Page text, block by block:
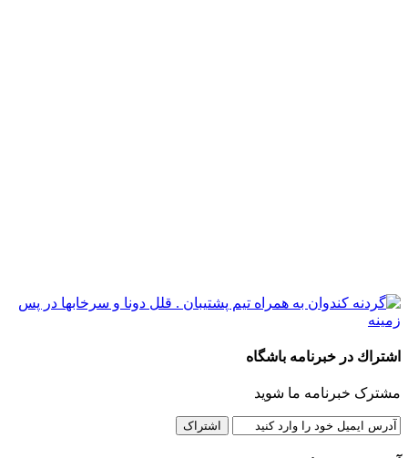
اشتراك در خبرنامه باشگاه
مشترک خبرنامه ما شوید